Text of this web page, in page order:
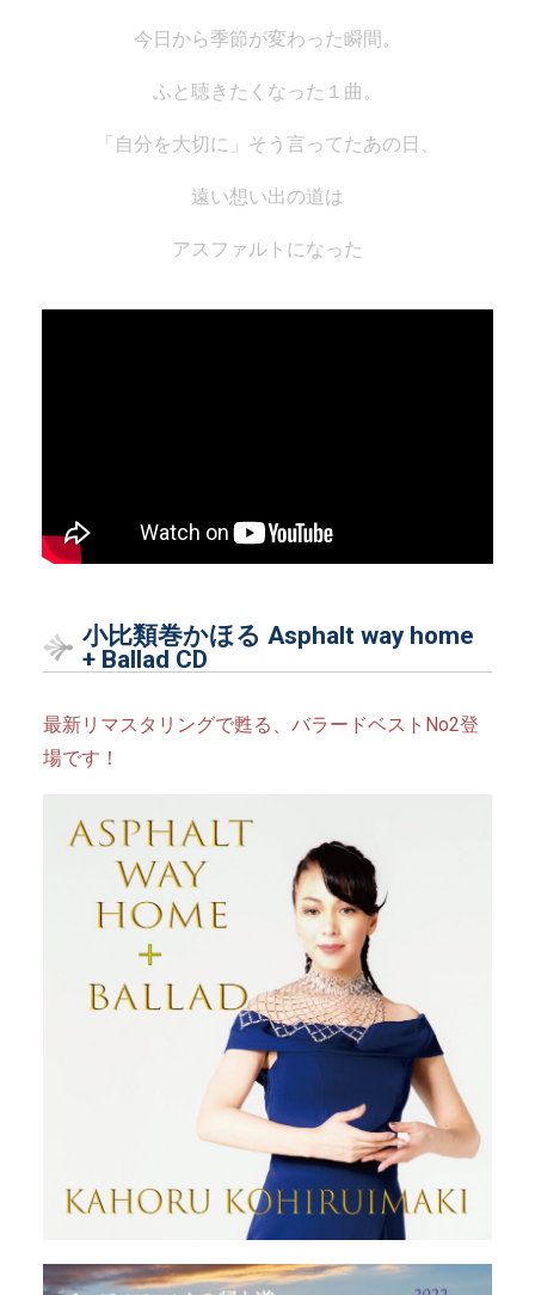
今日から季節が変わった瞬間。
ふと聴きたくなった１曲。
「自分を大切に」そう言ってたあの日、
遠い想い出の道は
アスファルトになった
小比類巻かほる Asphalt way home
+ Ballad CD
最新リマスタリングで甦る、バラードベストNo2登
場です！